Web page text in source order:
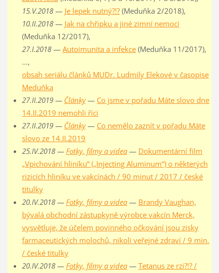
15.V.2018— Je lepek nutný?!?(Meduňka 2/2018),
10.II.2018— Jak na chřipku a jiné zimní nemoci
(Meduňka 12/2017),
27.I.2018— Autoimunita a infekce(Meduňka 11/2017),
…,
obsah seriálu článků MUDr. Ludmily Elekové v časopise
Meduňka
27.II.2019 — Články— Co jsme v pořadu Máte slovo dne
14.II.2019 nemohli říci
27.II.2019 — Články— Co nemělo zaznít v pořadu Máte
slovo ze 14.II.2019
25.IV.2018 — Fotky, filmy a videa— Dokumentární film
„Vpichování hliníku“ („Injecting Aluminum“) o některých
rizicích hliníku ve vakcínách / 90 minut / 2017 / české
titulky
20.IV.2018 — Fotky, filmy a videa— Brandy Vaughan,
bývalá obchodní zástupkyně výrobce vakcín Merck,
vysvětluje, že účelem povinného očkování jsou zisky
farmaceutických molochů, nikoli veřejné zdraví / 9 min.
/ české titulky
20.IV.2018 — Fotky, filmy a videa— Tetanus ze rzi?!? /